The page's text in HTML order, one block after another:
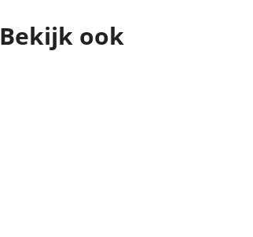
Bekijk ook